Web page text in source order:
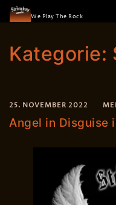
Skip
to
We Play The Rock
Kategorie:
25. NOVEMBER 2022
Angel in Disguise